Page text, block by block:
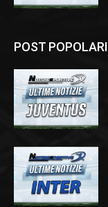
POST POPOLARI